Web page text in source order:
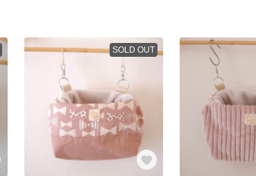
SOLD OUT